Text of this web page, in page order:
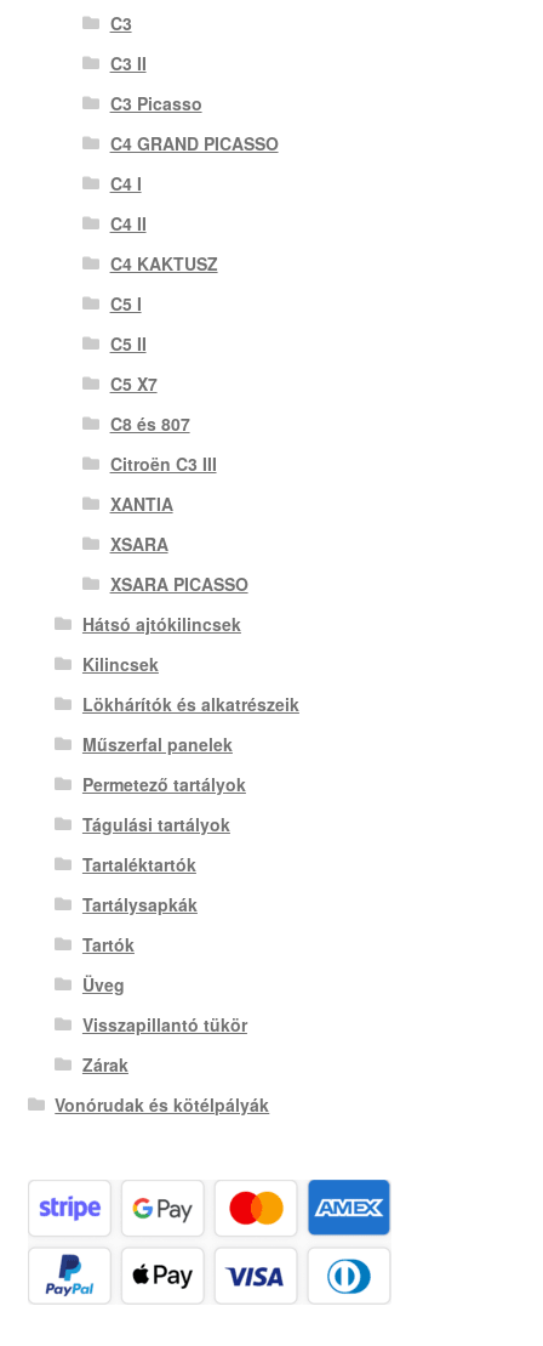
C3
C3 II
C3 Picasso
C4 GRAND PICASSO
C4 I
C4 II
C4 KAKTUSZ
C5 I
C5 II
C5 X7
C8 és 807
Citroën C3 III
XANTIA
XSARA
XSARA PICASSO
Hátsó ajtókilincsek
Kilincsek
Lökhárítók és alkatrészeik
Műszerfal panelek
Permetező tartályok
Tágulási tartályok
Tartaléktartók
Tartálysapkák
Tartók
Üveg
Visszapillantó tükör
Zárak
Vonórudak és kötélpályák